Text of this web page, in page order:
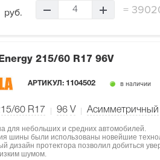
руб. 4 =
215/60 R17 96V
АРТИКУЛ: 1104502 в наличии
60 R17 96 V Асимметричный
для небольших и средних автомобилей.
шины были использованы новейшие
дизайн протектора позволил добиться
шумом.